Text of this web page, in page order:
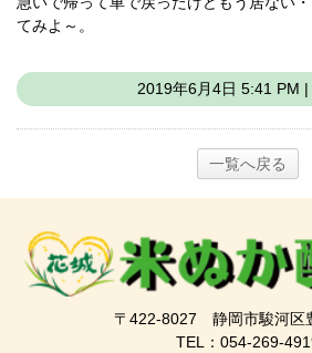
てみよ～。
2019年6月4日 5:41 PM |
一覧へ戻る
〒422-8027 静岡市駿河区
TEL：054-269-